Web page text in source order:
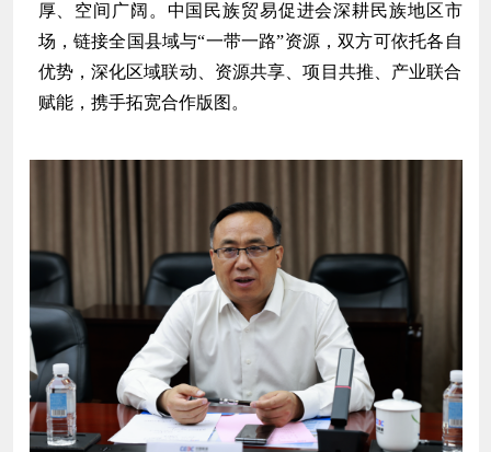
厚、空间广阔。中国民族贸易促进会深耕民族地区市
场，链接全国县域与“一带一路”资源，双方可依托各自
优势，深化区域联动、资源共享、项目共推、产业联合
赋能，携手拓宽合作版图。